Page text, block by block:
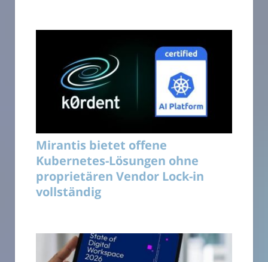
Mirantis bietet offene
Kubernetes-Lösungen ohne
proprietären Vendor Lock-in
vollständig